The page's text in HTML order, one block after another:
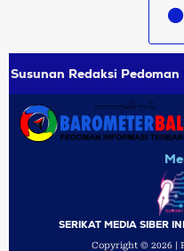
Susunan Redaksi
SERIKAT MEDIA SIBER
Copyright © 2026 |